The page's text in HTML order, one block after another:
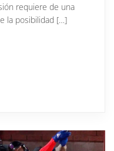
requiere de una
la posibilidad […]